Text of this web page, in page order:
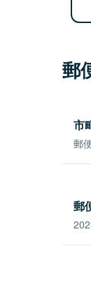
郵
市
郵
郵